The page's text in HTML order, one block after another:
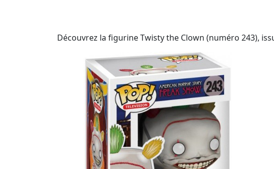
Découvrez la figurine Twisty the Clown (numéro 243),